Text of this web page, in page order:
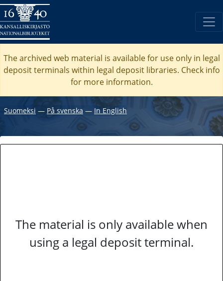
The archived web material is available for use only in legal
deposit terminals within legal deposit libraries. Check info
for more information.
Suomeksi ― På svenska ― In English
The material is only available when
using a legal deposit terminal.